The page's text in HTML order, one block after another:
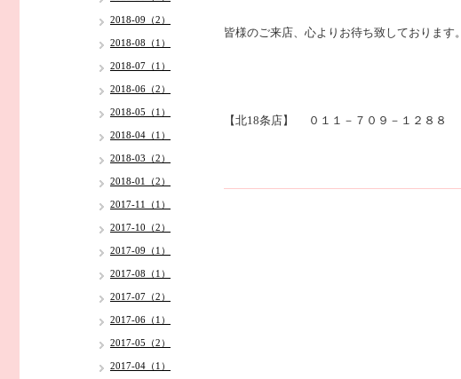
皆様のご来店、心よりお待ち致しております。
【北18条店】 ０１１－７０９－１２８８
2018-09（2）
2018-08（1）
2018-07（1）
2018-06（2）
2018-05（1）
2018-04（1）
2018-03（2）
2018-01（2）
2017-11（1）
2017-10（2）
2017-09（1）
2017-08（1）
2017-07（2）
2017-06（1）
2017-05（2）
2017-04（1）